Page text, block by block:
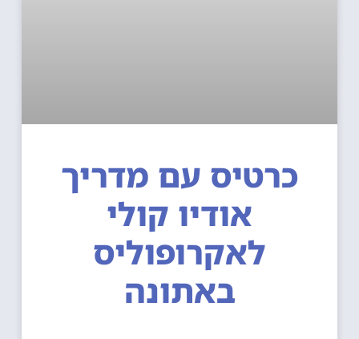
כרטיס עם מדריך
אודיו קולי
לאקרופוליס
באתונה